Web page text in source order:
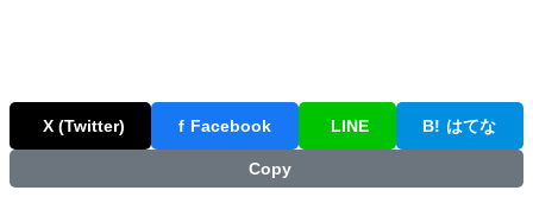
X (Twitter) f Facebook LINE B! はてな
Copy